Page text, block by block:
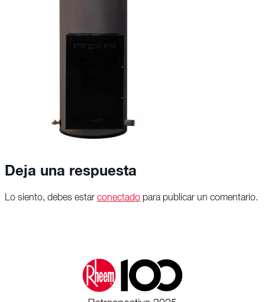
Deja una respuesta
Lo siento, debes estar conectado para publicar un comentario.